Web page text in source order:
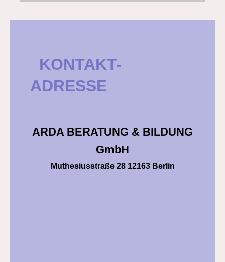
KONTAKT-
ADRESSE
ARDA BERATUNG & BILDUNG
GmbH
Muthesiusstraße 28 12163 Berlin